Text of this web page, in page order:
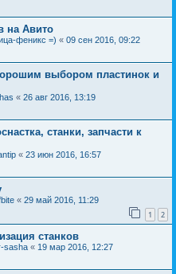
на Авито
феникс =) « 09 сен 2016, 09:22
выбором пластинок и
« 26 авг 2016, 13:19
станки, запчасти к
« 23 июн 2016, 16:57
« 29 май 2016, 11:29
1 2
станков
sasha « 19 мар 2016, 12:27